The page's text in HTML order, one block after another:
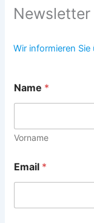
Wir informieren
*
D
G
V
-
E
i
v
Name *
Vorname
Email *